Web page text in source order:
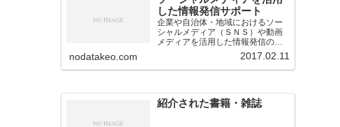
した情報発信サポート
企業や自治体・地域におけるソー
シャルメディア（ＳＮＳ）や動画
メディアを活用した情報発信のサ
ポート（アドバイスや運用支援）
nodatakeo.com 2017.02.11
紹介された書籍・雑誌